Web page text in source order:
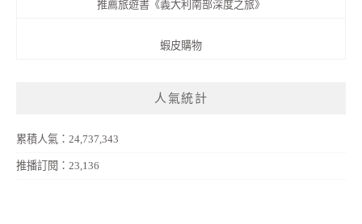
推薦旅遊書《義大利南部深度之旅》
蝦皮購物
人氣統計
累積人氣：24,737,343
推播訂閱：23,136